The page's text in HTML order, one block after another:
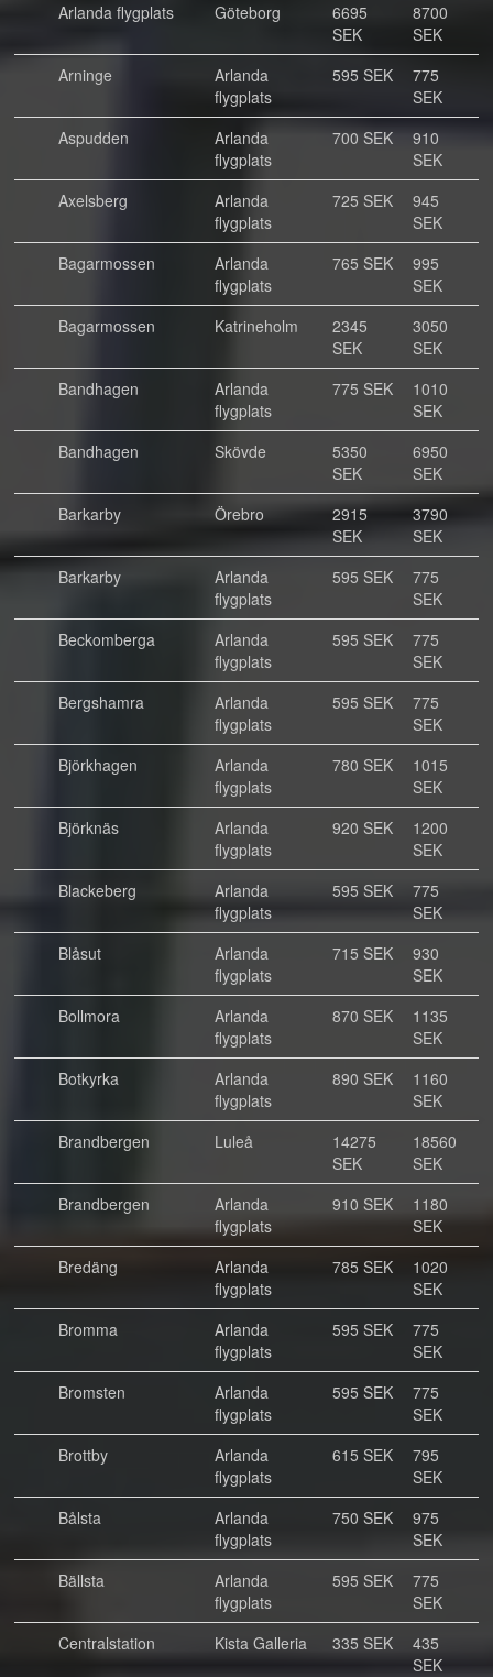
Arlanda flygplats
Göteborg
6695
SEK
8700
SEK
Arninge
Arlanda
flygplats
595 SEK
775
SEK
Aspudden
Arlanda
flygplats
700 SEK
910
SEK
Axelsberg
Arlanda
flygplats
725 SEK
945
SEK
Bagarmossen
Arlanda
flygplats
765 SEK
995
SEK
Bagarmossen
Katrineholm
2345
SEK
3050
SEK
Bandhagen
Arlanda
flygplats
775 SEK
1010
SEK
Bandhagen
Skövde
5350
SEK
6950
SEK
Barkarby
Örebro
2915
SEK
3790
SEK
Barkarby
Arlanda
flygplats
595 SEK
775
SEK
Beckomberga
Arlanda
flygplats
595 SEK
775
SEK
Bergshamra
Arlanda
flygplats
595 SEK
775
SEK
Björkhagen
Arlanda
flygplats
780 SEK
1015
SEK
Björknäs
Arlanda
flygplats
920 SEK
1200
SEK
Blackeberg
Arlanda
flygplats
595 SEK
775
SEK
Blåsut
Arlanda
flygplats
715 SEK
930
SEK
Bollmora
Arlanda
flygplats
870 SEK
1135
SEK
Botkyrka
Arlanda
flygplats
890 SEK
1160
SEK
Brandbergen
Luleå
14275
SEK
18560
SEK
Brandbergen
Arlanda
flygplats
910 SEK
1180
SEK
Bredäng
Arlanda
flygplats
785 SEK
1020
SEK
Bromma
Arlanda
flygplats
595 SEK
775
SEK
Bromsten
Arlanda
flygplats
595 SEK
775
SEK
Brottby
Arlanda
flygplats
615 SEK
795
SEK
Bålsta
Arlanda
flygplats
750 SEK
975
SEK
Bällsta
Arlanda
flygplats
595 SEK
775
SEK
Centralstation
Kista Galleria 335 SEK
435
SEK